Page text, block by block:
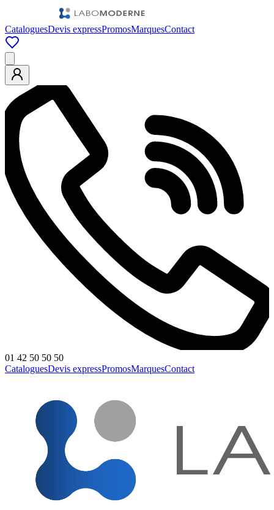
CataloguesDevis expressPromosMarquesContact
01 42 50 50 50
CataloguesDevis expressPromosMarquesContact